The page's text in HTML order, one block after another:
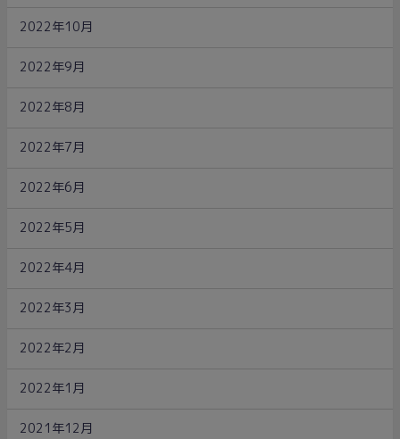
2022年10月
2022年9月
2022年8月
2022年7月
2022年6月
2022年5月
2022年4月
2022年3月
2022年2月
2022年1月
2021年12月